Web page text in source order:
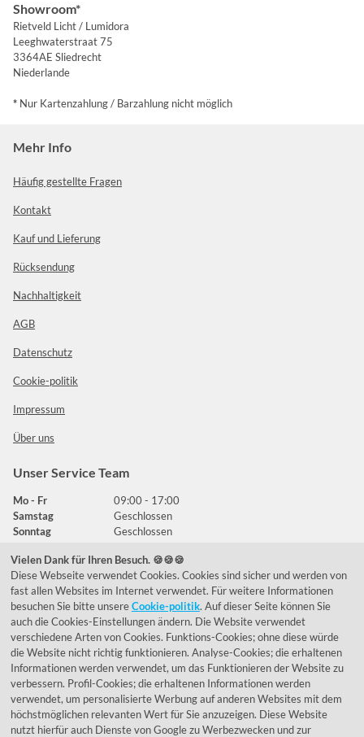
Showroom*
Rietveld Licht / Lumidora
Leeghwaterstraat 75
3364AE Sliedrecht
Niederlande
* Nur Kartenzahlung / Barzahlung nicht möglich
Mehr Info
Häufig gestellte Fragen
Kontakt
Kauf und Lieferung
Rücksendung
Nachhaltigkeit
AGB
Datenschutz
Cookie-politik
Impressum
Über uns
Unser Service Team
Mo - Fr
09:00 - 17:00
Samstag
Geschlossen
Sonntag
Geschlossen
Häufig gestellte Fragen
039292 - 678215
de@lumidora.com
FacebookInstagram
Kundenmeinungen
Vielen Dank für Ihren Besuch. 🍪🍪🍪
Diese Webseite verwendet Cookies. Cookies sind sicher und werden von
fast allen Websites im Internet verwendet. Für weitere Informationen
besuchen Sie bitte unsereCookie-politik. Auf dieser Seite können Sie
auch die Cookies-Einstellungen ändern. Die Website verwendet
verschiedene Arten von Cookies. Funktions-Cookies; ohne diese würde
die Website nicht richtig funktionieren. Analyse-Cookies; die erhaltenen
Informationen werden verwendet, um das Funktionieren der Website zu
verbessern. Profil-Cookies; die erhaltenen Informationen werden
verwendet, um personalisierte Werbung auf anderen Websites mit dem
höchstmöglichen relevanten Wert für Sie anzuzeigen. Diese Website
nutzt hierfür auch Dienste von Google zu Werbezwecken und zur